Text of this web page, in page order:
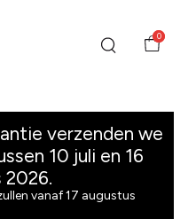
0
verzenden we
10 juli en 16
2026.
vanaf 17 augustus